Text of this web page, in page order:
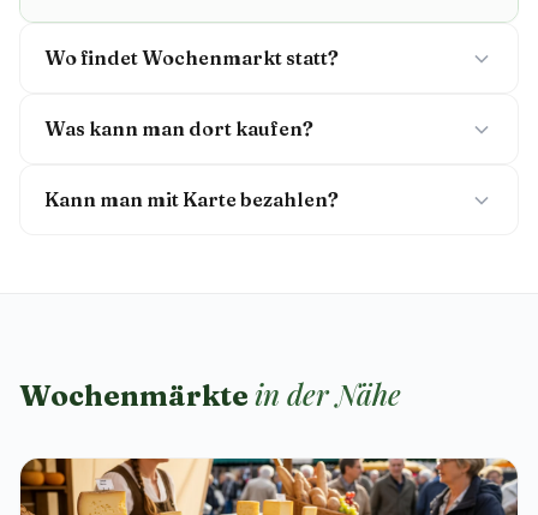
Wo findet Wochenmarkt statt?
Was kann man dort kaufen?
Kann man mit Karte bezahlen?
Wochenmärkte in der Nähe